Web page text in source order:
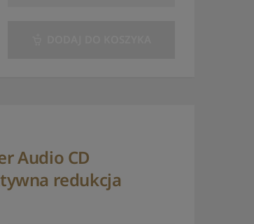
Audio CD
redukcja